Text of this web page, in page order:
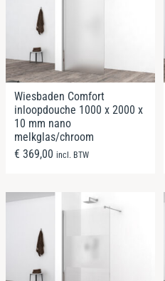
Wiesbaden Comfort
inloopdouche 1000 x 2000 x
10 mm nano
melkglas/chroom
€ 369,00 incl. BTW